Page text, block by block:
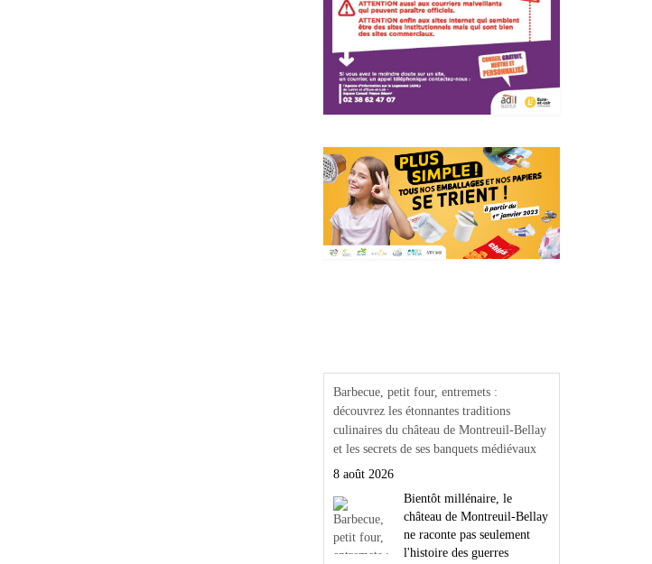
Barbecue, petit four, entremets :
découvrez les étonnantes traditions
culinaires du château de Montreuil-Bellay
et les secrets de ses banquets médiévaux
8 août 2026
Bientôt millénaire, le
château de Montreuil-Bellay
ne raconte pas seulement
l'histoire des guerres